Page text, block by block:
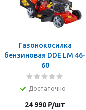
Газонокосилка
бензиновая DDE LM 46-
60
Достаточно
24 990₽/шт